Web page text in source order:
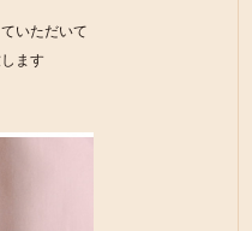
ていただいて
ます